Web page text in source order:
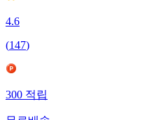
4.6
(147)
300적립